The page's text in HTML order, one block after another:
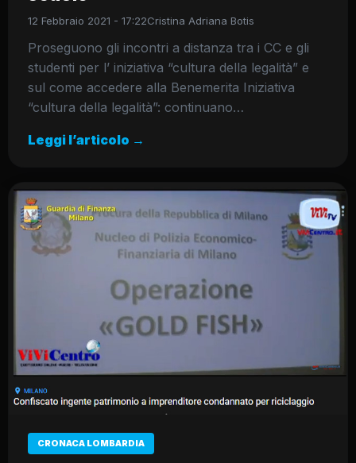
12 Febbraio 2021 - 17:22Cristina Adriana Botis
Proseguono gli incontri a distanza tra i CC e gli
studenti per l’ iniziativa “cultura della legalità” e
sul come accedere alla Benemerita Iniziativa
“cultura della legalità”: continuano…
Leggi l’articolo →
CRONACA LOMBARDIA